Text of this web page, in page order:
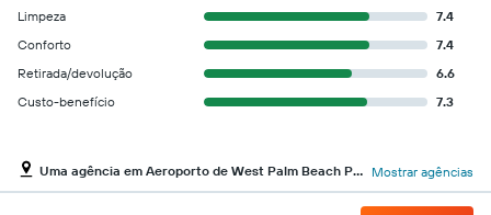
O
gráfico
tem
eixo
o
preço
Limpeza
7.4
Conforto
7.4
Retirada/devolução
6.6
Custo-benefício
7.3
Uma agência em Aeroporto de West Palm Beach President Donald J. Trump Intl Mostrar agências